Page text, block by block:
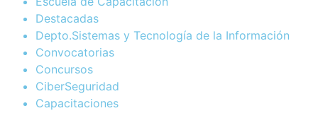
Destacadas
Depto.Sistemas y Tecnología de la Información
Convocatorias
Concursos
CiberSeguridad
Capacitaciones